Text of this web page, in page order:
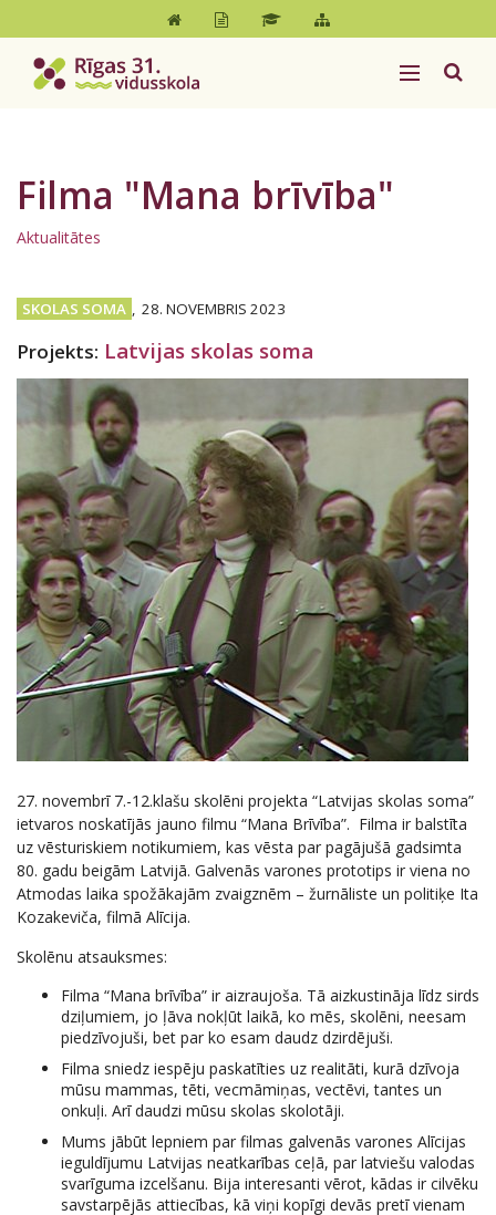
Filma "Mana brīvība"
Aktualitātes
SKOLAS SOMA , 28. NOVEMBRIS 2023
Projekts: Latvijas skolas soma
27. novembrī 7.-12.klašu skolēni projekta “Latvijas skolas soma”
ietvaros noskatījās jauno filmu “Mana Brīvība”. Filma ir balstīta
uz vēsturiskiem notikumiem, kas vēsta par pagājušā gadsimta
80. gadu beigām Latvijā. Galvenās varones prototips ir viena no
Atmodas laika spožākajām zvaigznēm – žurnāliste un politiķe Ita
Kozakeviča, filmā Alīcija.
Skolēnu atsauksmes:
Filma “Mana brīvība” ir aizraujoša. Tā aizkustināja līdz sirds
dziļumiem, jo ļāva nokļūt laikā, ko mēs, skolēni, neesam
piedzīvojuši, bet par ko esam daudz dzirdējuši.
Filma sniedz iespēju paskatīties uz realitāti, kurā dzīvoja
mūsu mammas, tēti, vecmāmiņas, vectēvi, tantes un
onkuļi. Arī daudzi mūsu skolas skolotāji.
Mums jābūt lepniem par filmas galvenās varones Alīcijas
ieguldījumu Latvijas neatkarības ceļā, par latviešu valodas
svarīguma izcelšanu. Bija interesanti vērot, kādas ir cilvēku
savstarpējās attiecības, kā viņi kopīgi devās pretī vienam